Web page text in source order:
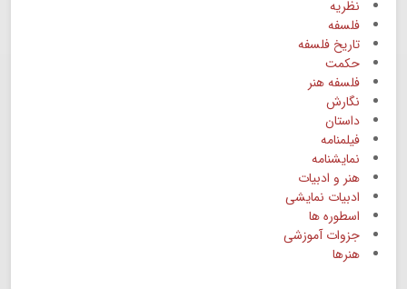
نظریه
فلسفه
تاریخ فلسفه
حکمت
فلسفه هنر
نگارش
داستان
فیلمنامه
نمایشنامه
هنر و ادبیات
ادبیات نمایشی
اسطوره ها
جزوات آموزشی
هنرها